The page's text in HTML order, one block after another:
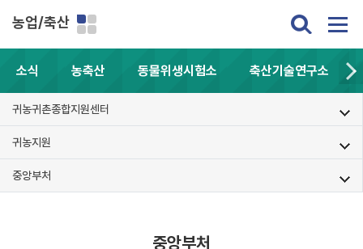
농업/축산
소식 농축산 동물위생시험소 축산기술연구소
귀농귀촌종합지원센터
귀농지원
중앙부처
중앙부처